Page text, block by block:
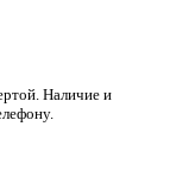
Наличие и